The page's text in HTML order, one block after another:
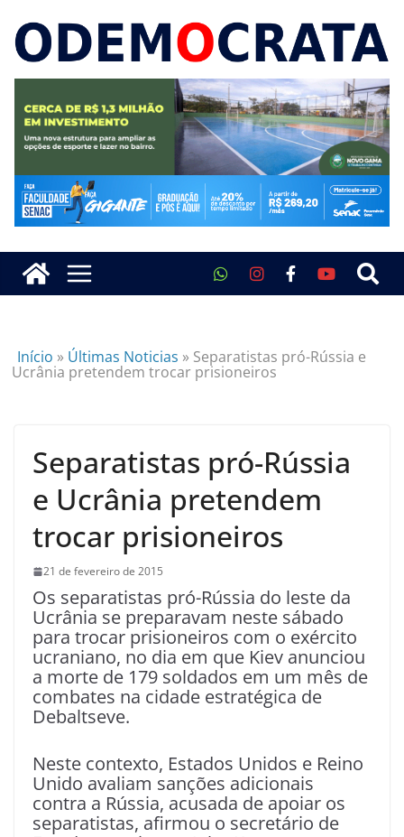
Início » Últimas Noticias » Separatistas pró-Rússia e
Ucrânia pretendem trocar prisioneiros
Separatistas pró-Rússia
e Ucrânia pretendem
trocar prisioneiros
21 de fevereiro de 2015
Os separatistas pró-Rússia do leste da
Ucrânia se preparavam neste sábado
para trocar prisioneiros com o exército
ucraniano, no dia em que Kiev anunciou
a morte de 179 soldados em um mês de
combates na cidade estratégica de
Debaltseve.
Neste contexto, Estados Unidos e Reino
Unido avaliam sanções adicionais
contra a Rússia, acusada de apoiar os
separatistas, afirmou o secretário de